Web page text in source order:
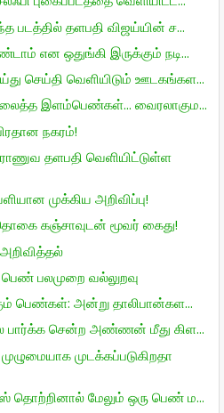
படத்தில் தளபதி விஜய்யின் ச...
என ஒதுங்கி இருக்கும் நடி...
செய்தி வெளியிடும் ஊடகங்கள...
இளம்பெண்கள்... வைரலாகும...
நகரம்!
தளபதி வெளியிட்டுள்ள
முக்கிய அறிவிப்பு!
கஞ்சாவுடன் மூவர் கைது!
பலமுறை வல்லுறவு
பெண்கள்: அன்று தாலிபான்கள...
பார்க்க சென்ற அண்ணன் மீது கிள...
முடக்கப்படுகிறதா
தொற்றினால் மேலும் ஒரு பெண் ம...